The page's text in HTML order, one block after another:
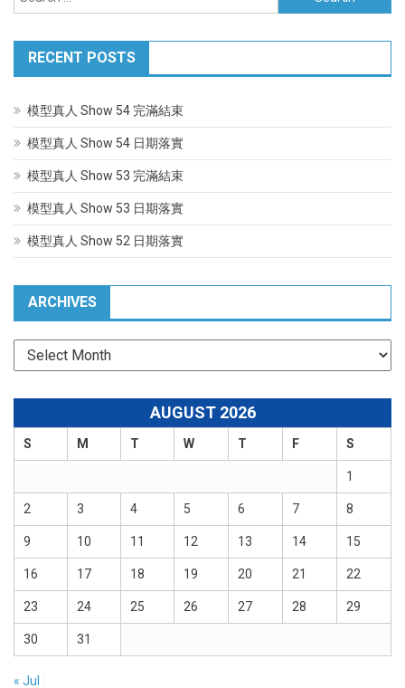
for:
RECENT POSTS
模型真人 Show 54 完滿結束
模型真人 Show 54 日期落實
模型真人 Show 53 完滿結束
模型真人 Show 53 日期落實
模型真人 Show 52 日期落實
ARCHIVES
Archives
AUGUST 2026
S M T W T F S
1
2 3 4 5 6 7 8
9 10 11 12 13 14 15
16 17 18 19 20 21 22
23 24 25 26 27 28 29
30 31
« Jul